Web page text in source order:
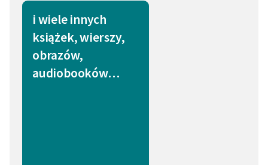
i wiele innych
książek, wierszy,
obrazów,
audiobooków…